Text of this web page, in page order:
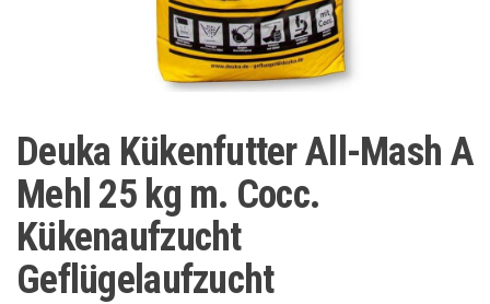
Deuka Kükenfutter All-Mash A
Mehl 25 kg m. Cocc.
Kükenaufzucht
Geflügelaufzucht